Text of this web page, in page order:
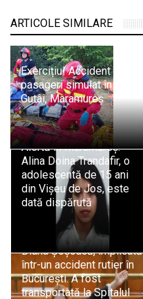
ARTICOLE SIMILARE
Exercițiu! Accident cu 11
pasageri simulat în Pasul
Gutâi, Maramureș
Alertă în Maramureș:
Alina Doina Trandafir, o
adolescentă de 15 ani
din Vișeu de Jos, este
dată dispărută
Diana Șoșoacă, implicată
într-un accident rutier în
București. A fost
transportată la Spitalul